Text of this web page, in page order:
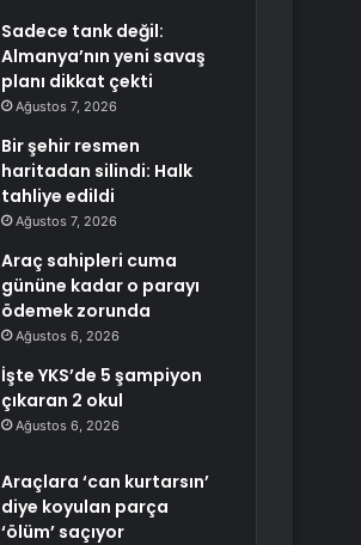
Sadece tank değil:
Almanya’nın yeni savaş
planı dikkat çekti
Ağustos 7, 2026
Bir şehir resmen
haritadan silindi: Halk
tahliye edildi
Ağustos 7, 2026
Araç sahipleri cuma
gününe kadar o parayı
ödemek zorunda
Ağustos 6, 2026
İşte YKS’de 5 şampiyon
çıkaran 2 okul
Ağustos 6, 2026
Araçlara ‘can kurtarsın’
diye koyulan parça
‘ölüm’ saçıyor